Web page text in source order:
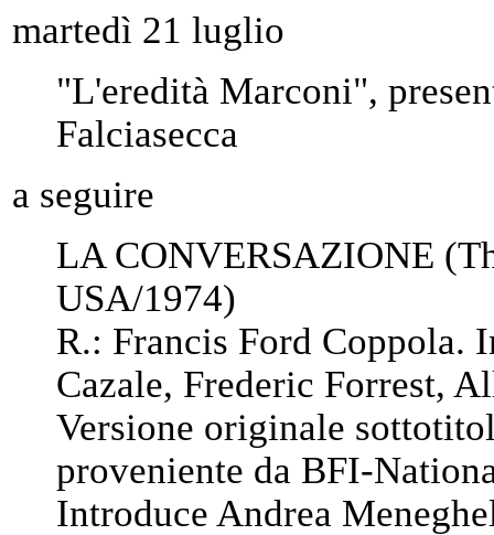
martedì 21 luglio
"L'eredità Marconi",
Falciasecca
a seguire
LA CONVERSAZIONE
USA/1974)
R.: Francis Ford Coppola.
Cazale, Frederic Forrest,
Versione originale
proveniente da BFI-
Introduce Andrea